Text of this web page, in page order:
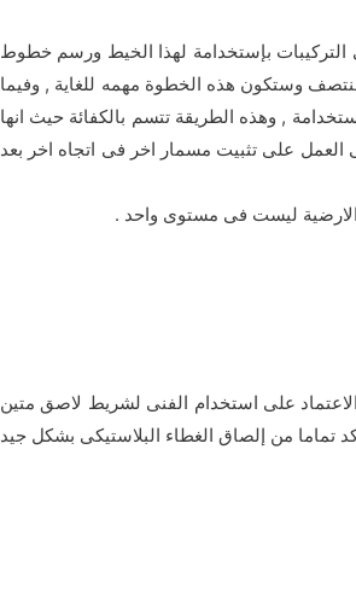
بإستخدامة لهذا الخيط ورسم خطوط
وستكون هذه الخطوة مهمه للغاية , وفيما
, وهذه الطريقة تتسم بالكفائة حيث انها
العمل على تثبيت مسمار اخر فى اتجاه اخر بعد
الارضية ليست فى مستوى واحد .
على استخدام الفنى لشريط لاصق متين
, فبيقوم الفنى بتغطية طرف الجدار من المنطقة السفلى بمسافه حوالى اقل من 1 سنتيمترا حتى يتأكد تماما من إلصاق الغطاء البلاستيكى بشكل جيد